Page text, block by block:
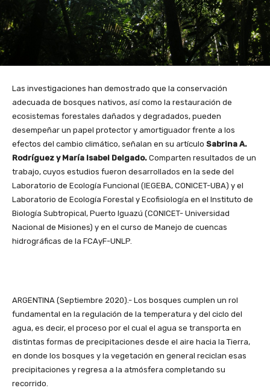
Las investigaciones han demostrado que la conservación
adecuada de bosques nativos, así como la restauración de
ecosistemas forestales dañados y degradados, pueden
desempeñar un papel protector y amortiguador frente a los
efectos del cambio climático, señalan en su artículo Sabrina A.
Rodríguez y María Isabel Delgado. Comparten resultados de un
trabajo, cuyos estudios fueron desarrollados en la sede del
Laboratorio de Ecología Funcional (IEGEBA, CONICET-UBA) y el
Laboratorio de Ecología Forestal y Ecofisiología en el Instituto de
Biología Subtropical, Puerto Iguazú (CONICET- Universidad
Nacional de Misiones) y en el curso de Manejo de cuencas
hidrográficas de la FCAyF-UNLP.
ARGENTINA (Septiembre 2020).- Los bosques cumplen un rol
fundamental en la regulación de la temperatura y del ciclo del
agua, es decir, el proceso por el cual el agua se transporta en
distintas formas de precipitaciones desde el aire hacia la Tierra,
en donde los bosques y la vegetación en general reciclan esas
precipitaciones y regresa a la atmósfera completando su
recorrido.